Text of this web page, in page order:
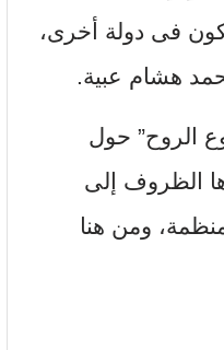
فى دولة أخرى،
هشام عبية.
الروح” حول
الظروف إلى
ومن هنا